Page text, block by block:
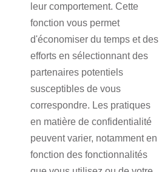
leur comportement. Cette
fonction vous permet
d'économiser du temps et des
efforts en sélectionnant des
partenaires potentiels
susceptibles de vous
correspondre. Les pratiques
en matière de confidentialité
peuvent varier, notamment en
fonction des fonctionnalités